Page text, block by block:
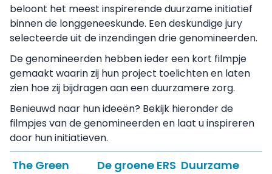
beloont het meest inspirerende duurzame initiatief
binnen de longgeneeskunde. Een deskundige jury
selecteerde uit de inzendingen drie genomineerden.
De genomineerden hebben ieder een kort filmpje
gemaakt waarin zij hun project toelichten en laten
zien hoe zij bijdragen aan een duurzamere zorg.
Benieuwd naar hun ideeën? Bekijk hieronder de
filmpjes van de genomineerden en laat u inspireren
door hun initiatieven.
The Green
De groene ERS Duurzame